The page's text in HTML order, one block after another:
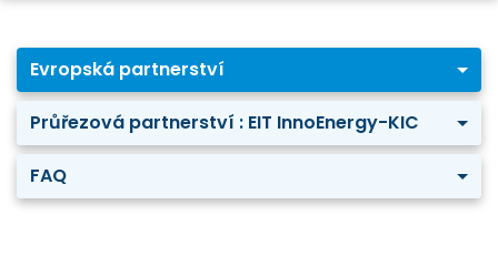
Evropská partnerství
Průřezová partnerství : EIT InnoEnergy-KIC
FAQ